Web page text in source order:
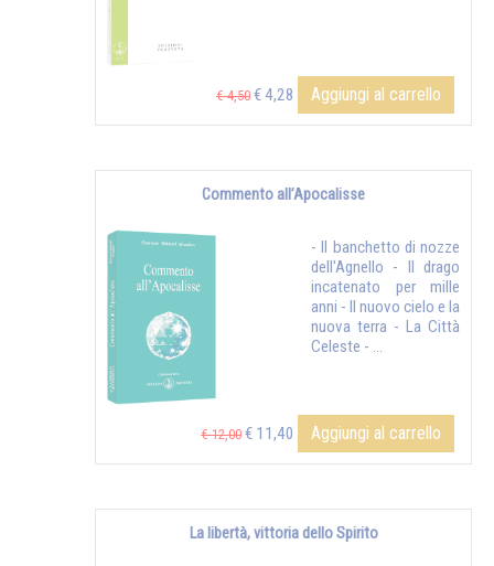
€ 4,50 € 4,28 Aggiungi al carrello
Commento all’Apocalisse
- Il banchetto di nozze
dell'Agnello - Il drago
incatenato per mille
anni - Il nuovo cielo e la
nuova terra - La Città
Celeste - ...
€ 12,00 € 11,40 Aggiungi al carrello
La libertà, vittoria dello Spirito